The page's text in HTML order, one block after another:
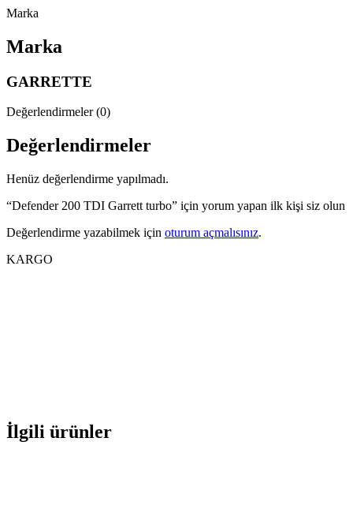
Marka
Marka
GARRETTE
Değerlendirmeler (0)
Değerlendirmeler
Henüz değerlendirme yapılmadı.
“Defender 200 TDI Garrett turbo” için yorum yapan ilk kişi siz olun
Değerlendirme yazabilmek için oturum açmalısınız.
KARGO
İlgili ürünler